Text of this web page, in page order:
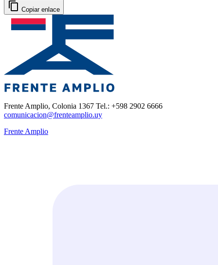
Copiar enlace
Frente Amplio, Colonia 1367 Tel.: +598 2902 6666
comunicacion@frenteamplio.uy
Frente Amplio